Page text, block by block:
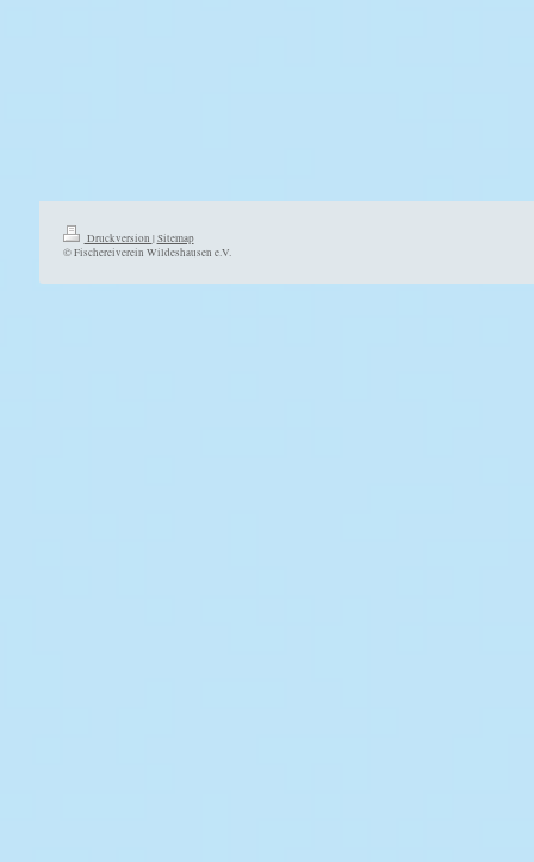
Druckversion |Sitemap
© Fischereiverein Wildeshausen e.V.